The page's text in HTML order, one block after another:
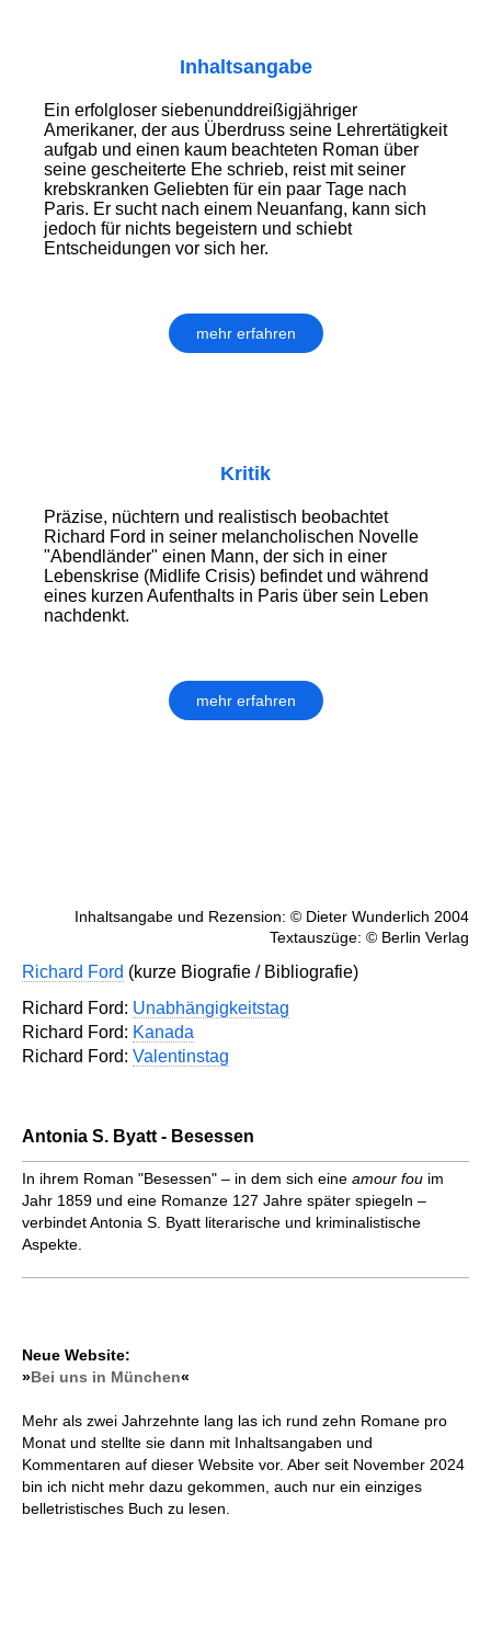
Inhaltsangabe
Ein erfolgloser siebenunddreißigjähriger
Amerikaner, der aus Überdruss seine Lehrertätigkeit
aufgab und einen kaum beachteten Roman über
seine gescheiterte Ehe schrieb, reist mit seiner
krebskranken Geliebten für ein paar Tage nach
Paris. Er sucht nach einem Neuanfang, kann sich
jedoch für nichts begeistern und schiebt
Entscheidungen vor sich her.
mehr erfahren
Kritik
Präzise, nüchtern und realistisch beobachtet
Richard Ford in seiner melancholischen Novelle
"Abendländer" einen Mann, der sich in einer
Lebenskrise (Midlife Crisis) befindet und während
eines kurzen Aufenthalts in Paris über sein Leben
nachdenkt.
mehr erfahren
Inhaltsangabe und Rezension: © Dieter Wunderlich 2004
Textauszüge: © Berlin Verlag
Richard Ford (kurze Biografie / Bibliografie)
Richard Ford: Unabhängigkeitstag
Richard Ford: Kanada
Richard Ford: Valentinstag
Antonia S. Byatt - Besessen
In ihrem Roman "Besessen" – in dem sich eine amour fou im
Jahr 1859 und eine Romanze 127 Jahre später spiegeln –
verbindet Antonia S. Byatt literarische und kriminalistische
Aspekte.
Neue Website:
»Bei uns in München«
Mehr als zwei Jahrzehnte lang las ich rund zehn Romane pro
Monat und stellte sie dann mit Inhaltsangaben und
Kommentaren auf dieser Website vor. Aber seit November 2024
bin ich nicht mehr dazu gekommen, auch nur ein einziges
belletristisches Buch zu lesen.